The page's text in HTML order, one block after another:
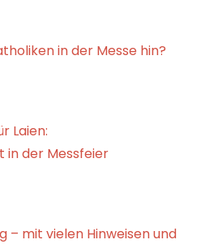
in der Messe hin?
Laien:
in der Messfeier
– mit vielen Hinweisen und